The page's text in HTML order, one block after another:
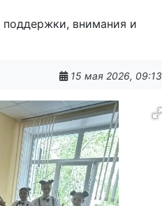
внимания и
15 мая 2026, 09:13